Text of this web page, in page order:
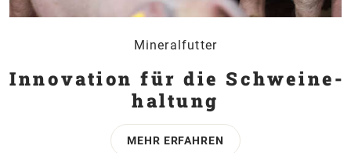
Mineralfutter
Innovation für die Schweine­
haltung
MEHR ERFAHREN